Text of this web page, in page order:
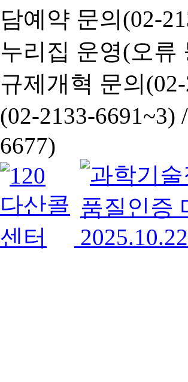
담예약 문의(02-
누리집 운영(오류
규제개혁 문의
(02-2133-6691~3) /
6677)